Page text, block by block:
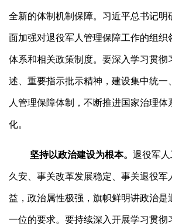
全新的体制机制保障。习近平总书记明
面加强对退役军人管理保障工作的组织
体系和相关政策制度。要深入学习贯彻
述、重要指示批示精神，建设集中统一
人管理保障体制，不断推进国家治理体
化。
坚持以政治建设为根本。 退役军
久安、事关改革发展稳定、事关退役军
益，政治属性极强，旗帜鲜明讲政治是
一位的要求。要持续深入开展学习贯彻